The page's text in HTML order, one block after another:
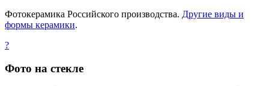
Фотокерамика Российского производства. Другие виды и
формы керамики.
?
Фото на стекле